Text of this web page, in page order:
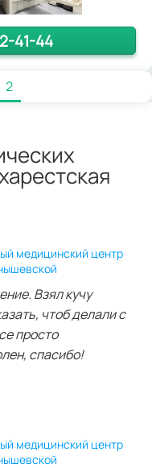
41-44
2
медицинский центр
Взял кучу
чтоб делали с
просто
спасибо!
медицинский центр